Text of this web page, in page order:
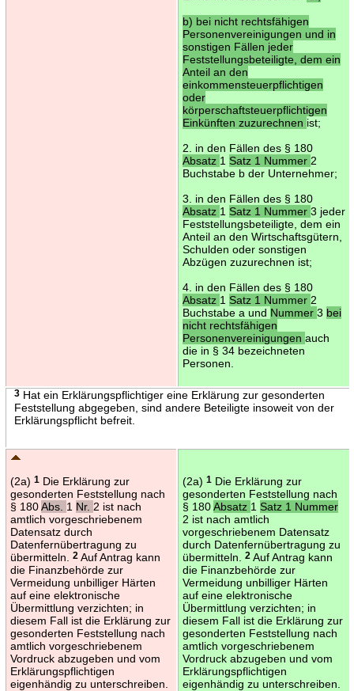
b) bei nicht rechtsfähigen
Personenvereinigungen und in
sonstigen Fällen jeder
Feststellungsbeteiligte, dem ein
Anteil an den
einkommensteuerpflichtigen
oder
körperschaftsteuerpflichtigen
Einkünften zuzurechnen ist;
2. in den Fällen des § 180
Absatz 1 Satz 1 Nummer 2
Buchstabe b der Unternehmer;
3. in den Fällen des § 180
Absatz 1 Satz 1 Nummer 3 jeder
Feststellungsbeteiligte, dem ein
Anteil an den Wirtschaftsgütern,
Schulden oder sonstigen
Abzügen zuzurechnen ist;
4. in den Fällen des § 180
Absatz 1 Satz 1 Nummer 2
Buchstabe a und Nummer 3 bei
nicht rechtsfähigen
Personenvereinigungen auch
die in § 34 bezeichneten
Personen.
3Hat ein Erklärungspflichtiger eine Erklärung zur gesonderten
Feststellung abgegeben, sind andere Beteiligte insoweit von der
Erklärungspflicht befreit.
(2a) 1Die Erklärung zur
gesonderten Feststellung nach
§ 180Abs. 1 Nr. 2 ist nach
amtlich vorgeschriebenem
Datensatz durch
Datenfernübertragung zu
übermitteln.
2Auf Antrag kann
die Finanzbehörde zur
Vermeidung unbilliger Härten
auf eine elektronische
Übermittlung verzichten; in
diesem Fall ist die Erklärung zur
gesonderten Feststellung nach
amtlich vorgeschriebenem
Vordruck abzugeben und vom
Erklärungspflichtigen
eigenhändig zu unterschreiben.
(2a) 1Die Erklärung zur
gesonderten Feststellung nach
§ 180Absatz 1 Satz 1 Nummer
2 ist nach amtlich
vorgeschriebenem Datensatz
durch Datenfernübertragung zu
übermitteln.
2Auf Antrag kann
die Finanzbehörde zur
Vermeidung unbilliger Härten
auf eine elektronische
Übermittlung verzichten; in
diesem Fall ist die Erklärung zur
gesonderten Feststellung nach
amtlich vorgeschriebenem
Vordruck abzugeben und vom
Erklärungspflichtigen
eigenhändig zu unterschreiben.